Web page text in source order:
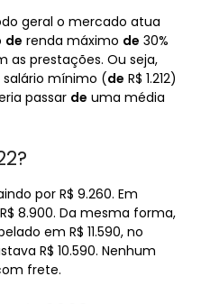
geral o mercado atua
de renda máximo de 30%
as prestações. Ou seja,
mínimo (de R$ 1.212)
passar de uma média
por R$ 9.260. Em
8.900. Da mesma forma,
em R$ 11.590, no
R$ 10.590. Nenhum
frete.